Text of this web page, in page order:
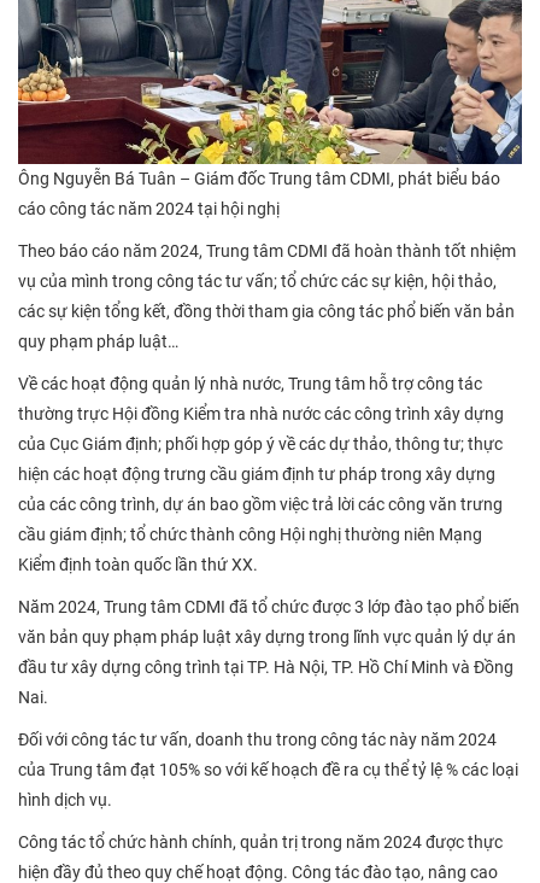
Ông Nguyễn Bá Tuân – Giám đốc Trung tâm CDMI, phát biểu báo
cáo công tác năm 2024 tại hội nghị
Theo báo cáo năm 2024, Trung tâm CDMI đã hoàn thành tốt nhiệm
vụ của mình trong công tác tư vấn; tổ chức các sự kiện, hội thảo,
các sự kiện tổng kết, đồng thời tham gia công tác phổ biến văn bản
quy phạm pháp luật…
Về các hoạt động quản lý nhà nước, Trung tâm hỗ trợ công tác
thường trực Hội đồng Kiểm tra nhà nước các công trình xây dựng
của Cục Giám định; phối hợp góp ý về các dự thảo, thông tư; thực
hiện các hoạt động trưng cầu giám định tư pháp trong xây dựng
của các công trình, dự án bao gồm việc trả lời các công văn trưng
cầu giám định; tổ chức thành công Hội nghị thường niên Mạng
Kiểm định toàn quốc lần thứ XX.
Năm 2024, Trung tâm CDMI đã tổ chức được 3 lớp đào tạo phổ biến
văn bản quy phạm pháp luật xây dựng trong lĩnh vực quản lý dự án
đầu tư xây dựng công trình tại TP. Hà Nội, TP. Hồ Chí Minh và Đồng
Nai.
Đối với công tác tư vấn, doanh thu trong công tác này năm 2024
của Trung tâm đạt 105% so với kế hoạch đề ra cụ thể tỷ lệ % các loại
hình dịch vụ.
Công tác tổ chức hành chính, quản trị trong năm 2024 được thực
hiện đầy đủ theo quy chế hoạt động. Công tác đào tạo, nâng cao